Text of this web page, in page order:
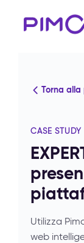
Torna
CASE STUDY
Utilizza
web